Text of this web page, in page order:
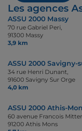
Les agences
ASSU 2000 Massy
70 rue Gabriel Peri,
91300 Massy
3,9 km
ASSU 2000 Savigny-
34 rue Henri Dunant,
91600 Savigny Sur Orge
4,0 km
ASSU 2000 Athis-
60 avenue Francois
91200 Athis Mons